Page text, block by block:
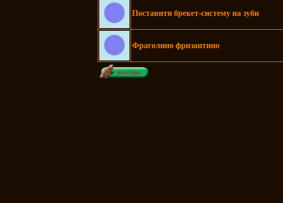
Поставити брекет-систему на зуби
Фраголино фризантино